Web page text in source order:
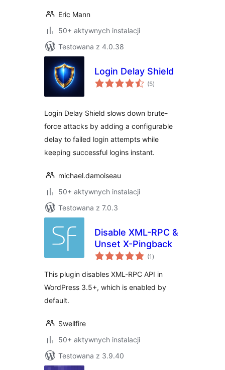
Eric Mann
50+ aktywnych instalacji
Testowana z 4.0.38
Login Delay Shield
(5wszystkich
ocen
)
Login Delay Shield slows down brute-
force attacks by adding a configurable
delay to failed login attempts while
keeping successful logins instant.
michael.damoiseau
50+ aktywnych instalacji
Testowana z 7.0.3
Disable XML-RPC &
Unset X-Pingback
(1 wszystkich
ocen
)
This plugin disables XML-RPC API in
WordPress 3.5+, which is enabled by
default.
Swellfire
50+ aktywnych instalacji
Testowana z 3.9.40